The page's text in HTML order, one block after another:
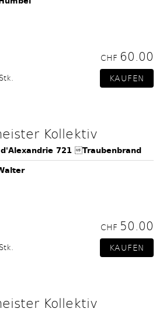
CHF 60.00
Stk.
Kollektiv
721 Traubenbrand
CHF 50.00
Stk.
Kollektiv